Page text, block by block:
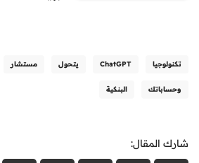
تكنولوجيا ChatGPT يتحول مستشار
وحساباتك البنكية
شارك المقال: